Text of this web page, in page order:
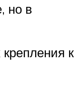
но в
к